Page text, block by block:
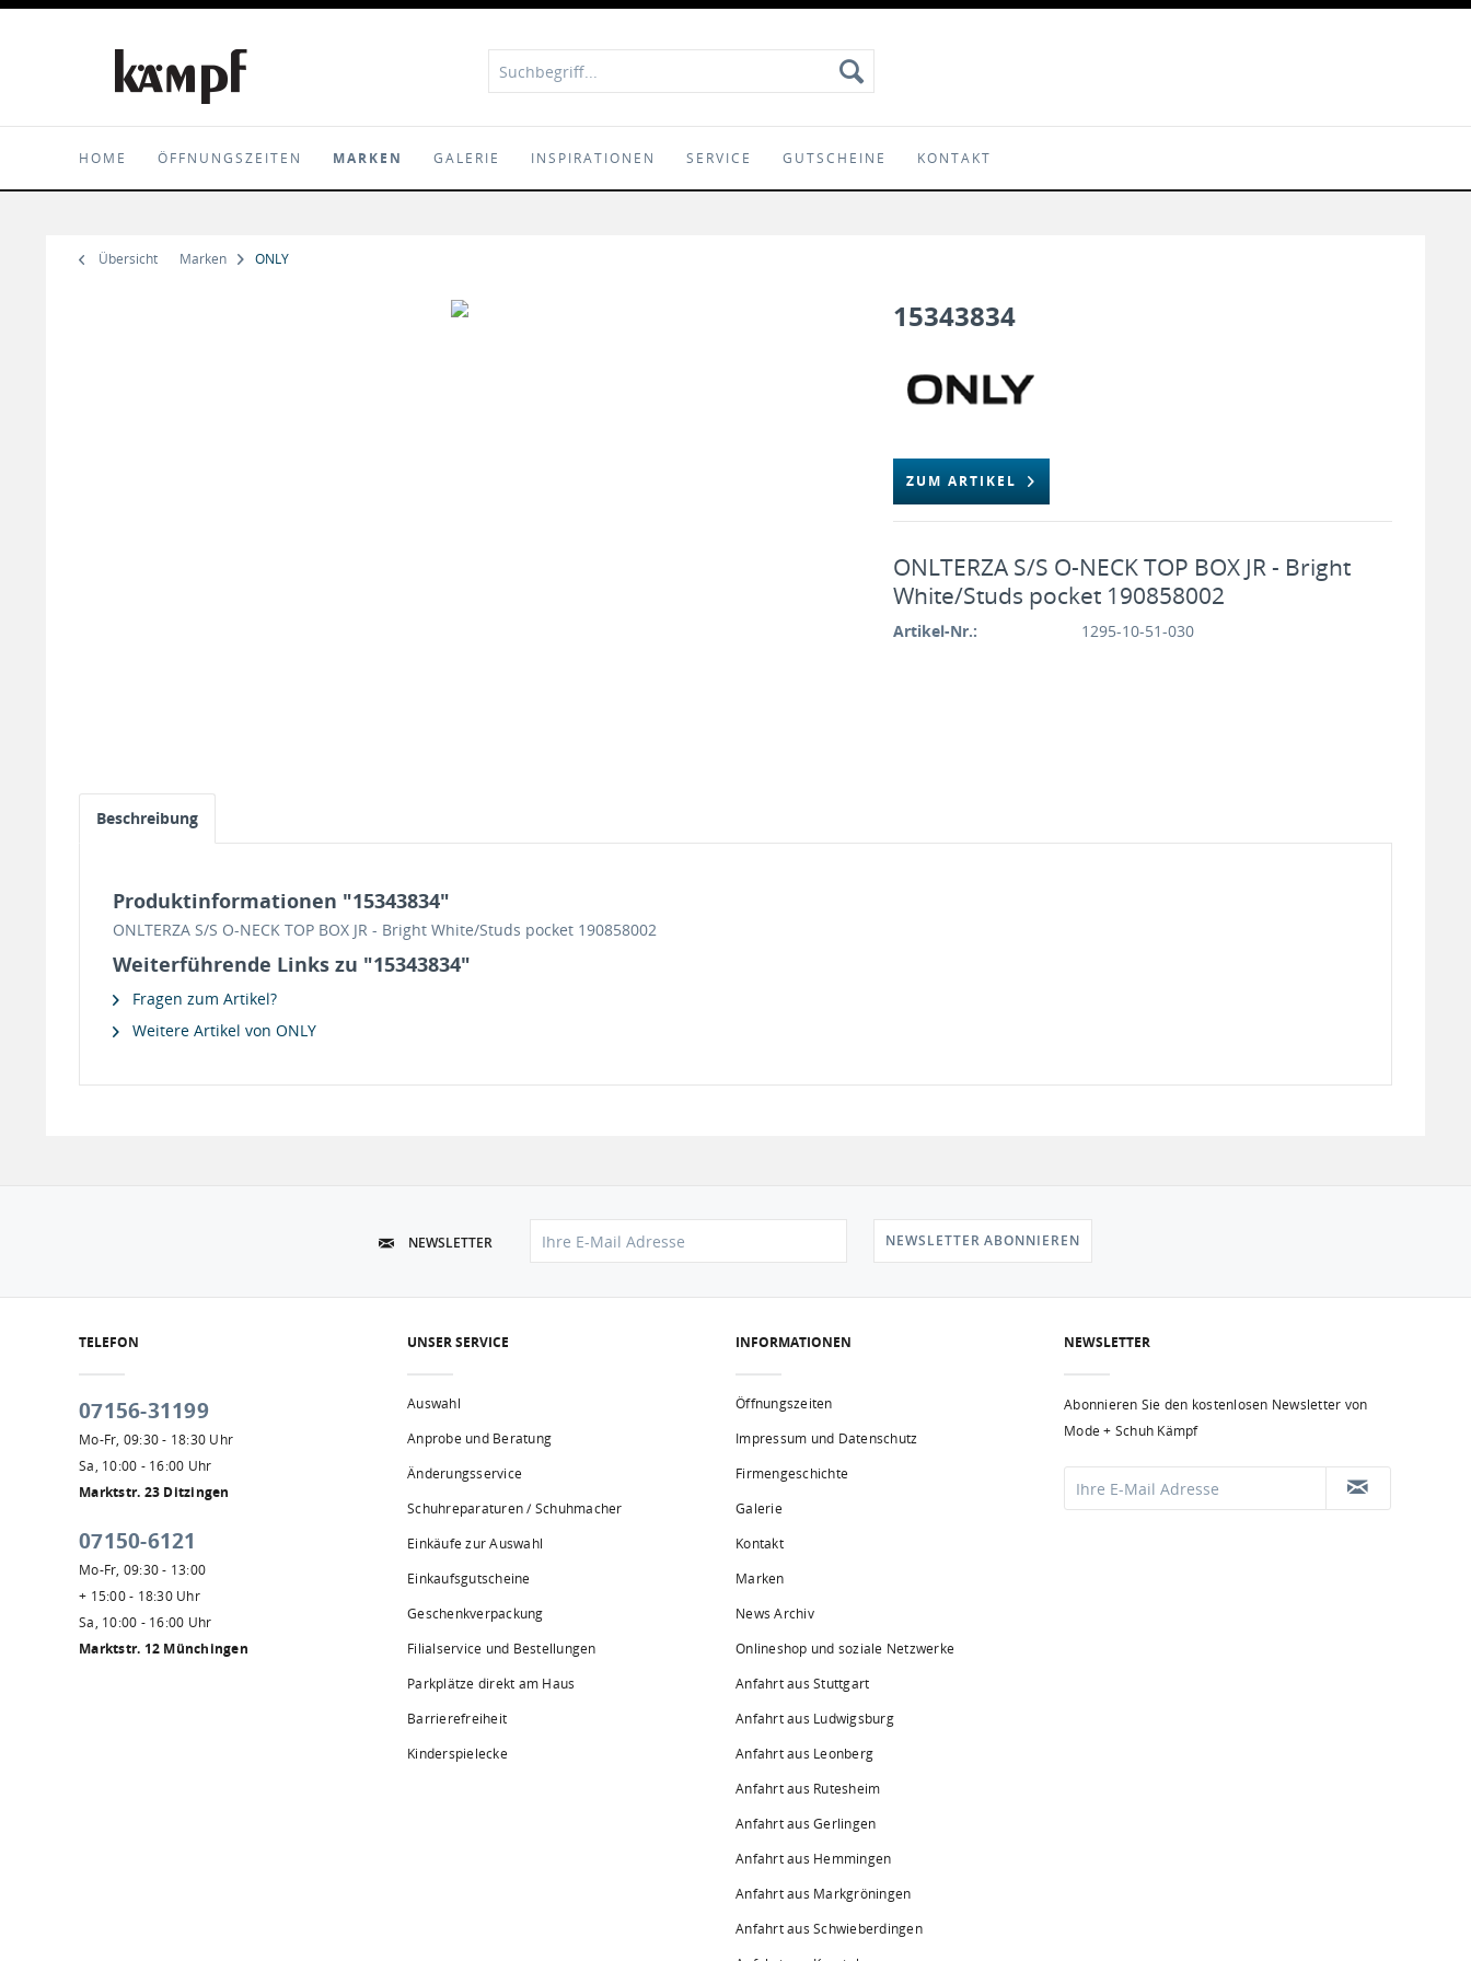
HOME ÖFFNUNGSZEITEN MARKEN GALERIE INSPIRATIONEN SERVICE GUTSCHEINE KONTAKT
Übersicht Marken ONLY
15343834
ZUM ARTIKEL
ONLTERZA S/S O-NECK TOP BOX JR - Bright
White/Studs pocket 190858002
Artikel-Nr.: 1295-10-51-030
Beschreibung
Produktinformationen "15343834"
ONLTERZA S/S O-NECK TOP BOX JR - Bright White/Studs pocket 190858002
Weiterführende Links zu "15343834"
Fragen zum Artikel?
Weitere Artikel von ONLY
NEWSLETTER NEWSLETTER ABONNIEREN
TELEFON
07156-31199
Mo-Fr, 09:30 - 18:30 Uhr
Sa, 10:00 - 16:00 Uhr
Marktstr. 23 Ditzingen
07150-6121
Mo-Fr, 09:30 - 13:00
+ 15:00 - 18:30 Uhr
Sa, 10:00 - 16:00 Uhr
Marktstr. 12 Münchingen
UNSER SERVICE
Auswahl
Anprobe und Beratung
Änderungsservice
Schuhreparaturen / Schuhmacher
Einkäufe zur Auswahl
Einkaufsgutscheine
Geschenkverpackung
Filialservice und Bestellungen
Parkplätze direkt am Haus
Barrierefreiheit
Kinderspielecke
INFORMATIONEN
Öffnungszeiten
Impressum und Datenschutz
Firmengeschichte
Galerie
Kontakt
Marken
News Archiv
Onlineshop und soziale Netzwerke
Anfahrt aus Stuttgart
Anfahrt aus Ludwigsburg
Anfahrt aus Leonberg
Anfahrt aus Rutesheim
Anfahrt aus Gerlingen
Anfahrt aus Hemmingen
Anfahrt aus Markgröningen
Anfahrt aus Schwieberdingen
NEWSLETTER
Abonnieren Sie den kostenlosen Newsletter von
Mode + Schuh Kämpf